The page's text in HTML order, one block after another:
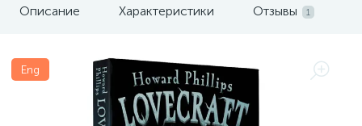
Описание Характеристики Отзывы 1
Eng